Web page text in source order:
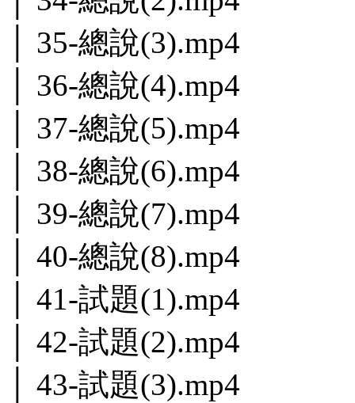
│ 35-總說(3).mp4
│ 36-總說(4).mp4
│ 37-總說(5).mp4
│ 38-總說(6).mp4
│ 39-總說(7).mp4
│ 40-總說(8).mp4
│ 41-試題(1).mp4
│ 42-試題(2).mp4
│ 43-試題(3).mp4